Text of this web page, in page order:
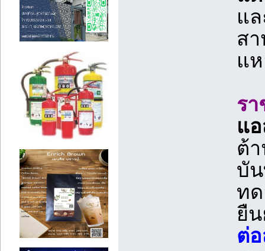
แ
ส
แ
ร
แ
ต้
บั
ท
ยื
ต่